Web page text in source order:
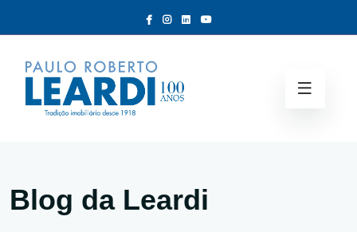
Blog da Leardi